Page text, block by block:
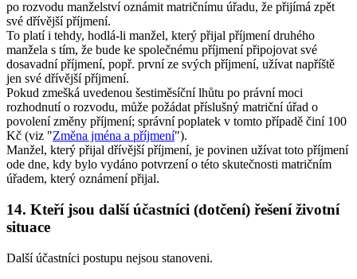
po rozvodu manželství oznámit matričnímu úřadu, že přijímá zpět
své dřívější příjmení.
To platí i tehdy, hodlá-li manžel, který přijal příjmení druhého
manžela s tím, že bude ke společnému příjmení připojovat své
dosavadní příjmení, popř. první ze svých příjmení, užívat napříště
jen své dřívější příjmení.
Pokud zmešká uvedenou šestiměsíční lhůtu po právní moci
rozhodnutí o rozvodu, může požádat příslušný matriční úřad o
povolení změny příjmení; správní poplatek v tomto případě činí 100
Kč (viz "Změna jména a příjmení").
Manžel, který přijal dřívější příjmení, je povinen užívat toto příjmení
ode dne, kdy bylo vydáno potvrzení o této skutečnosti matričním
úřadem, který oznámení přijal.
14. Kteří jsou další účastníci (dotčení) řešení životní
situace
Další účastníci postupu nejsou stanoveni.